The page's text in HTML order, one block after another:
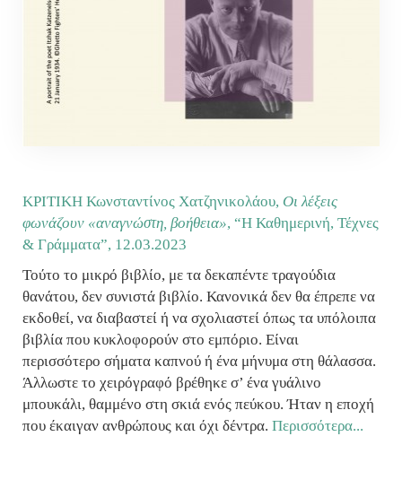
ΚΡΙΤΙΚΗ Κωνσταντίνος Χατζηνικολάου, Οι λέξεις
φωνάζουν «αναγνώστη, βοήθεια», “Η Καθημερινή, Τέχνες
& Γράμματα”, 12.03.2023
Τούτο το μικρό βιβλίο, με τα δεκαπέντε τραγούδια
θανάτου, δεν συνιστά βιβλίο. Κανονικά δεν θα έπρεπε να
εκδοθεί, να διαβαστεί ή να σχολιαστεί όπως τα υπόλοιπα
βιβλία που κυκλοφορούν στο εμπόριο. Είναι
περισσότερο σήματα καπνού ή ένα μήνυμα στη θάλασσα.
Άλλωστε το χειρόγραφό βρέθηκε σ’ ένα γυάλινο
μπουκάλι, θαμμένο στη σκιά ενός πεύκου. Ήταν η εποχή
που έκαιγαν ανθρώπους και όχι δέντρα. Περισσότερα...